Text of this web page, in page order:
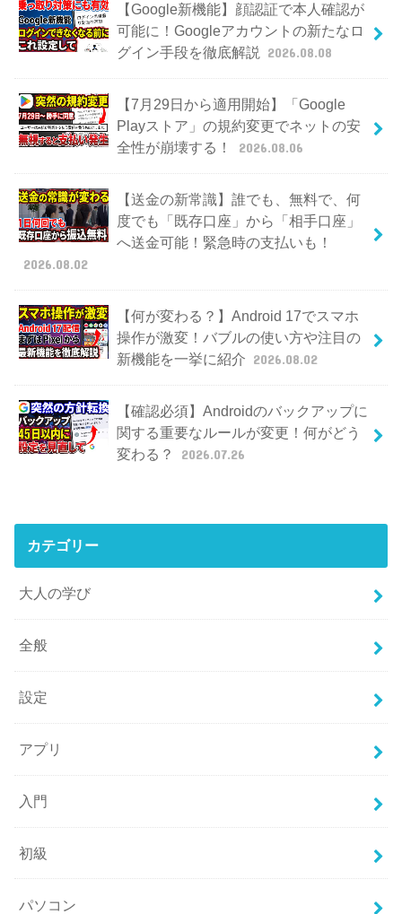
【Google新機能】顔認証で本人確認が
可能に！Googleアカウントの新たなロ
グイン手段を徹底解説
2026.08.08
【7月29日から適用開始】「Google
Playストア」の規約変更でネットの安
全性が崩壊する！
2026.08.06
【送金の新常識】誰でも、無料で、何
度でも「既存口座」から「相手口座」
へ送金可能！緊急時の支払いも！
2026.08.02
【何が変わる？】Android 17でスマホ
操作が激変！バブルの使い方や注目の
新機能を一挙に紹介 2026.08.02
【確認必須】Androidのバックアップに
関する重要なルールが変更！何がどう
変わる？
2026.07.26
カテゴリー
大人の学び
全般
設定
アプリ
入門
初級
パソコン